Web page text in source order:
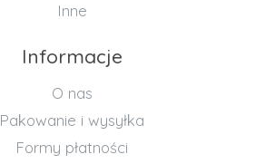
Inne
Informacje
O nas
Pakowanie i wysyłka
Formy płatności